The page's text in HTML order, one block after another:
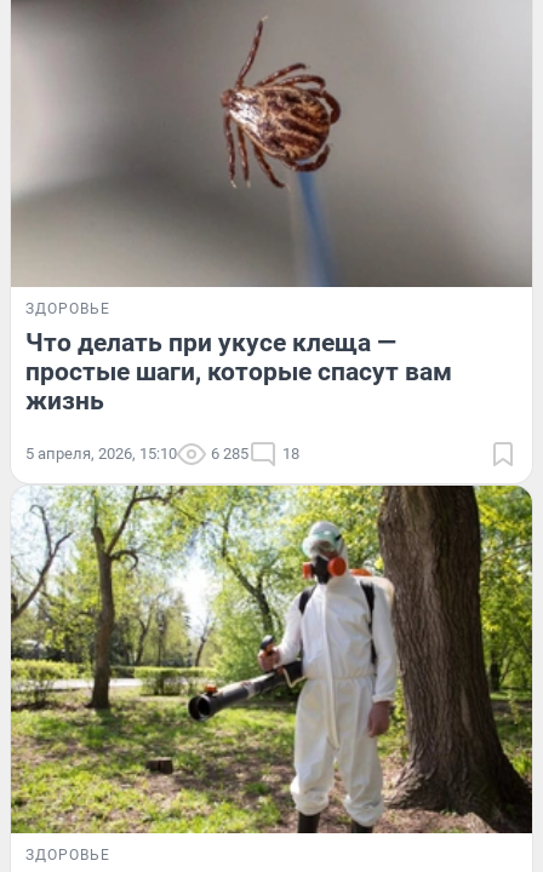
ЗДОРОВЬЕ
Что делать при укусе клеща —
простые шаги, которые спасут вам
жизнь
5 апреля, 2026, 15:10 6 285 18
ЗДОРОВЬЕ